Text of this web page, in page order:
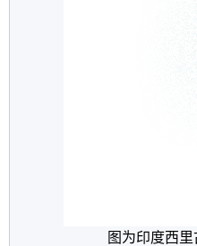
图为印度西